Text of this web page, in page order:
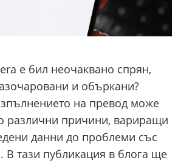
е бил неочаквано спрян,
и объркани?
на превод може
различни причини, вариращи
данни до проблеми със
В тази публикация в блога ще